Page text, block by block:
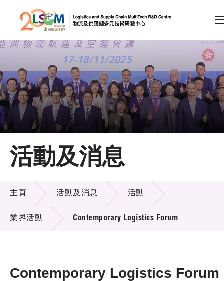
跳到內容（按回車鍵）
會員登入
A A EN 繁 简
主頁
關於LSCM
技術商品化
項目及資助計劃
活動及消息
活動及消息
活動及消息
主頁 活動及消息 活動
業界活動 Contemporary Logistics Forum
Contemporary Logistics Forum